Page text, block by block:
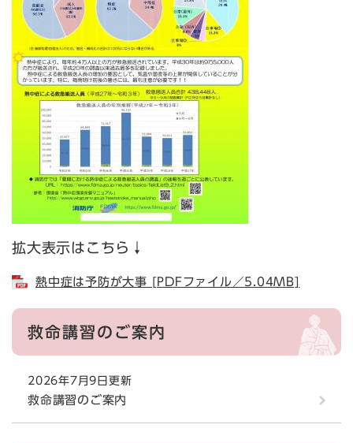
拡大表示はこちら↓
熱中症は予防が大事 [PDFファイル／5.04MB]
救命講習のご案内
2026年7月9日更新
救命講習のご案内